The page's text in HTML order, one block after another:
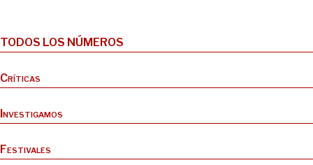
TODOS LOS NÚMEROS
Críticas
Investigamos
Festivales